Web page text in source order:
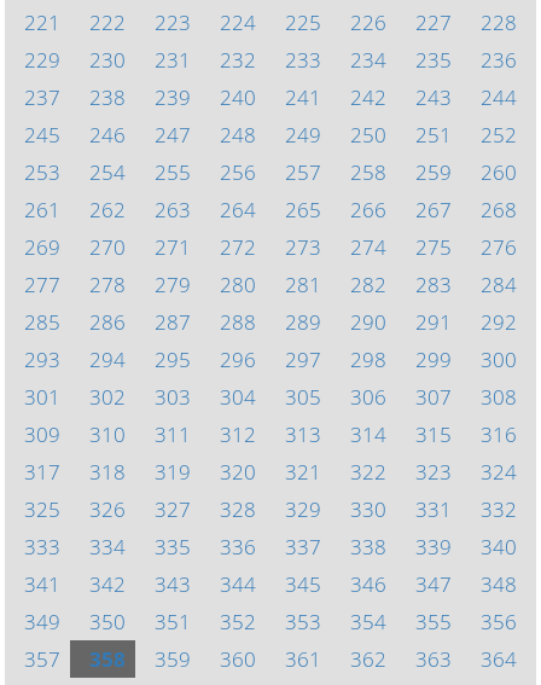
221
222 223 224 225 226 227
228
229
230 231 232 233 234 235
236
237
238 239 240 241 242 243
244
245
246 247 248 249 250 251
252
253
254 255 256 257 258 259
260
261
262 263 264 265 266 267
268
269
270 271 272 273 274 275
276
277
278 279 280 281 282 283
284
285
286 287 288 289 290 291
292
293
294 295 296 297 298 299
300
301
302 303 304 305 306 307
308
309
310 311 312 313 314 315
316
317
318 319 320 321 322 323
324
325
326 327 328 329 330 331
332
333
334 335 336 337 338 339
340
341
342 343 344 345 346 347
348
349
350 351 352 353 354 355
356
357
358 359 360 361 362 363
364